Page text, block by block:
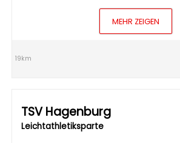
MEHR ZEIGEN
19km
TSV Hagenburg
Leichtathletiksparte